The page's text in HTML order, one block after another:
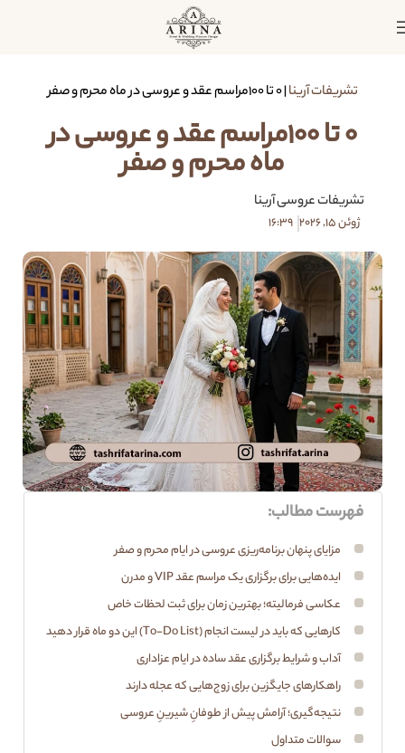
تشریفات آرینا|0 تا 100مراسم عقد و عروسی در ماه محرم و صفر
0 تا 100مراسم عقد و عروسی در
ماه محرم و صفر
تشریفات عروسی آرینا
ژوئن 15, 2026 16:39
فهرست مطالب:
مزایای پنهان برنامه‌ریزی عروسی در ایام محرم و صفر
ایده‌هایی برای برگزاری یک مراسم عقد VIP و مدرن
عکاسی فرمالیته؛ بهترین زمان برای ثبت لحظات خاص
کارهایی که باید در لیست انجام (To-Do List) این دو ماه قرار دهید
آداب و شرایط برگزاری عقد ساده در ایام عزاداری
راهکارهای جایگزین برای زوج‌هایی که عجله دارند
نتیجه‌گیری؛ آرامش پیش از طوفانِ شیرینِ عروسی
سوالات متداول